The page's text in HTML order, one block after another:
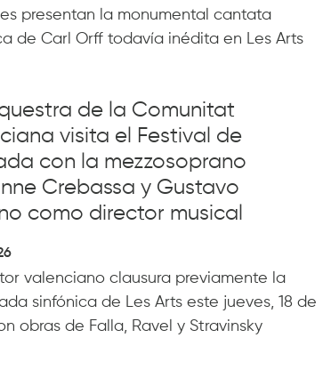
presentan la monumental cantata
de Carl Orff todavía inédita en Les Arts
de la Comunitat
visita el Festival de
con la mezzosoprano
Crebassa y Gustavo
como director musical
valenciano clausura previamente la
sinfónica de Les Arts este jueves, 18 de
obras de Falla, Ravel y Stravinsky